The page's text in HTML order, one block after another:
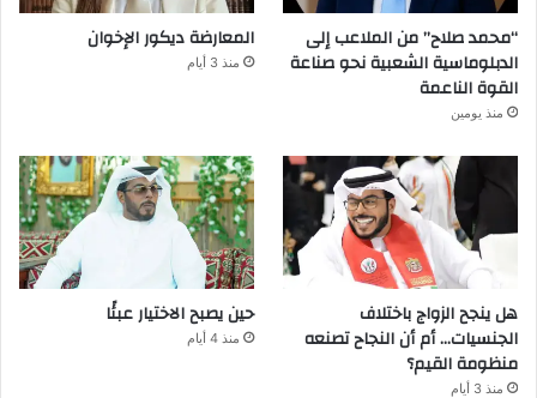
“محمد صلاح” من الملاعب إلى
الدبلوماسية الشعبية نحو صناعة
القوة الناعمة
منذ يومين
المعارضة ديكور الإخوان
منذ 3 أيام
هل ينجح الزواج باختلاف
الجنسيات… أم أن النجاح تصنعه
منظومة القيم؟
منذ 3 أيام
حين يصبح الاختيار عبئًا
منذ 4 أيام